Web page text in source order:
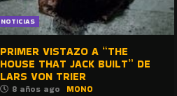
NOTICIAS
PRIMER VISTAZO A “THE
HOUSE THAT JACK BUILT” DE
LARS VON TRIER
8 años ago MONO